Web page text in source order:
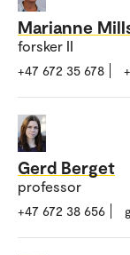
Marianne
forsker II
+47 672 35 678
Gerd Berget
professor
+47 672 38 656